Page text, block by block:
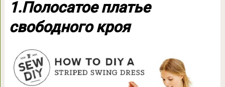
1.Полосатое платье
свободного кроя